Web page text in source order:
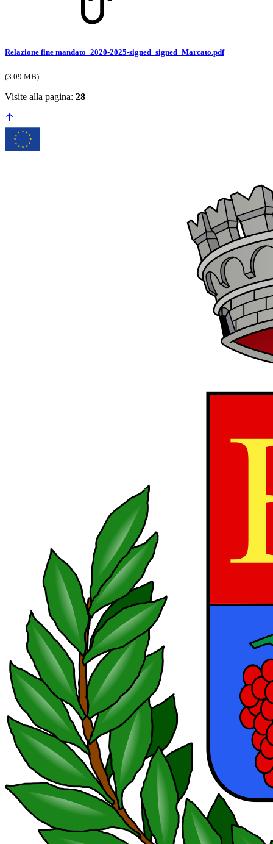
Relazione fine mandato_2020-2025-signed_signed_Marcato.pdf
(3.09 MB)
Visite alla pagina: 28